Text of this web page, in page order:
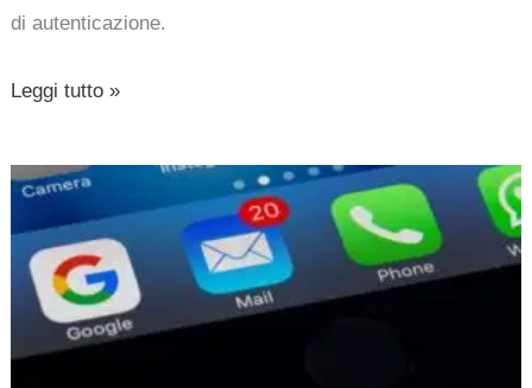
di autenticazione.
Leggi tutto »
Attacchi
Phishing
mirati:
SPID,
credenziali
a